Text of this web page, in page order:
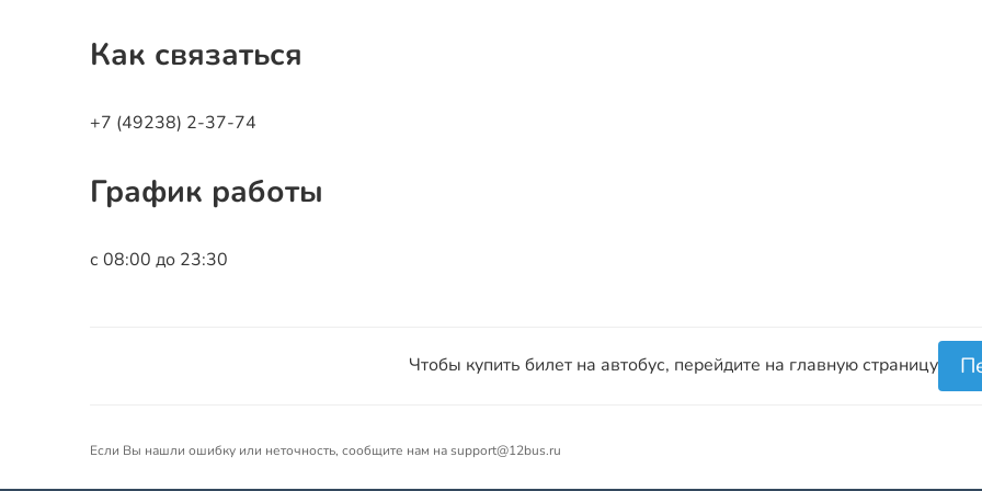
Как связаться
+7 (49238) 2-37-74
График работы
с 08:00 до 23:30
Чтобы купить билет на автобус, перейдите на главную страницу
Если Вы нашли ошибку или неточность, сообщите нам на support@12bus.ru